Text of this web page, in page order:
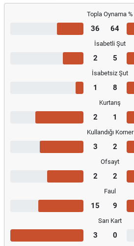
Topla Oynama %
36 64
İsabetli Şut
2 5
İsabetsiz Şut
1 8
Kurtarış
2 1
Kullandığı Korner
3 2
Ofsayt
2 2
Faul
15 9
Sarı Kart
3 0